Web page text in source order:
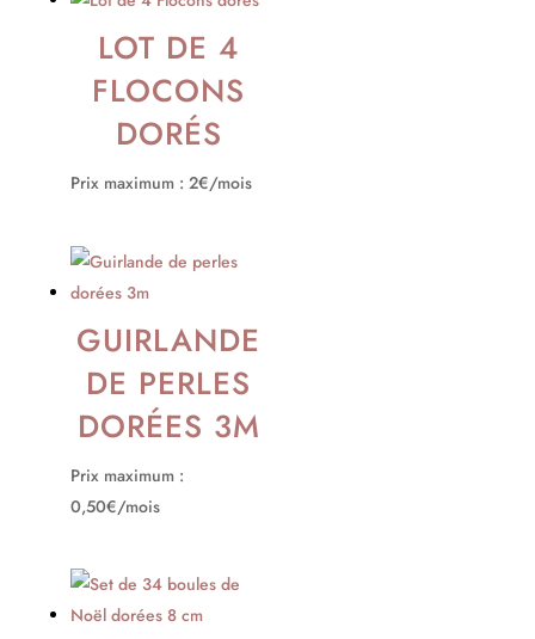
LOT DE 4
FLOCONS
DORÉS
Prix maximum : 2€/mois
GUIRLANDE
DE PERLES
DORÉES 3M
Prix maximum :
0,50€/mois